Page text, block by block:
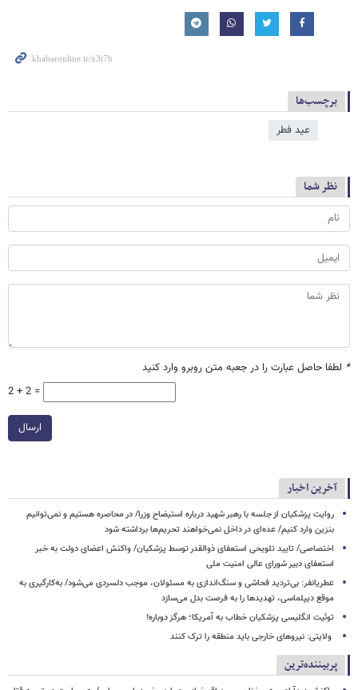
برچسب‌ها
عید فطر
نظر شما
* لطفا حاصل عبارت را در جعبه متن روبرو وارد کنید
2 + 2 =
ارسال
آخرین اخبار
روایت پزشکیان از جلسه با رهبر شهید درباره استیضاح وزرا/ در محاصره هستیم و نمی‌توانیم
بنزین وارد کنیم/ عده‌ای در داخل نمی‌خواهند تحریم‌ها برداشته شود
اختصاصی/ تایید تلویحی استعفای ذوالقدر توسط پزشکیان/ واکنش اعضای دولت به خبر
استعفای دبیر شورای عالی امنیت ملی
عطریانفر: بی‌تردید فحاشی و سنگ‌اندازی به مسئولان، موجب دلسردی می‌شود/ به‌کارگیری به
موقع دیپلماسی، تهدیدها را به فرصت بدل می‌سازد
توئیت انگلیسی پزشکیان خطاب به آمریکا؛ هرگز دوباره!
ولایتی: نیروهای خارجی باید منطقه را ترک کنند
پربیننده‌ترین